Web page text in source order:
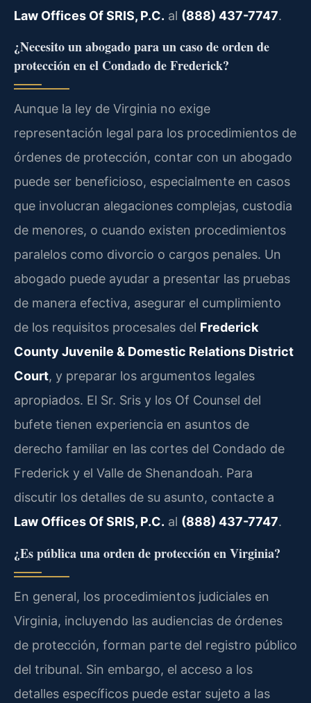
Law Offices Of SRIS, P.C. al (888) 437-7747.
¿Necesito un abogado para un caso de orden de
protección en el Condado de Frederick?
Aunque la ley de Virginia no exige
representación legal para los procedimientos de
órdenes de protección, contar con un abogado
puede ser beneficioso, especialmente en casos
que involucran alegaciones complejas, custodia
de menores, o cuando existen procedimientos
paralelos como divorcio o cargos penales. Un
abogado puede ayudar a presentar las pruebas
de manera efectiva, asegurar el cumplimiento
de los requisitos procesales del Frederick
County Juvenile & Domestic Relations District
Court, y preparar los argumentos legales
apropiados. El Sr. Sris y los Of Counsel del
bufete tienen experiencia en asuntos de
derecho familiar en las cortes del Condado de
Frederick y el Valle de Shenandoah. Para
discutir los detalles de su asunto, contacte a
Law Offices Of SRIS, P.C. al (888) 437-7747.
¿Es pública una orden de protección en Virginia?
En general, los procedimientos judiciales en
Virginia, incluyendo las audiencias de órdenes
de protección, forman parte del registro público
del tribunal. Sin embargo, el acceso a los
detalles específicos puede estar sujeto a las